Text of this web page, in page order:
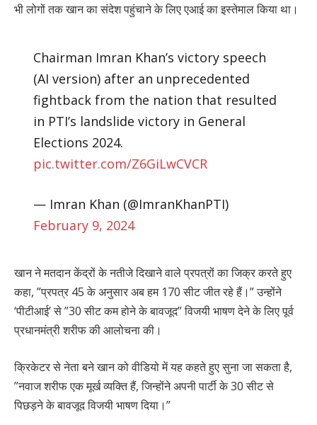
भी लोगों तक खान का संदेश पहुंचाने के लिए एआई का इस्तेमाल किया था।
Chairman Imran Khan’s victory speech
(AI version) after an unprecedented
fightback from the nation that resulted
in PTI’s landslide victory in General
Elections 2024.
pic.twitter.com/Z6GiLwCVCR
— Imran Khan (@ImranKhanPTI)
February 9, 2024
खान ने मतदान केंद्रों के नतीजे दिखाने वाले प्रपत्रों का जिक्र करते हुए
कहा, ”प्रपत्र 45 के अनुसार अब हम 170 सीट जीत रहे हैं।” उन्होंने
‘पीटीआई’ से ”30 सीट कम होने के बावजूद” विजयी भाषण देने के लिए पूर्व
प्रधानमंत्री शरीफ की आलोचना की।
क्रिकेटर से नेता बने खान को वीडियो में यह कहते हुए सुना जा सकता है,
”नवाज शरीफ एक मूर्ख व्यक्ति हैं, जिन्होंने अपनी पार्टी के 30 सीट से
पिछड़ने के बावजूद विजयी भाषण दिया।”